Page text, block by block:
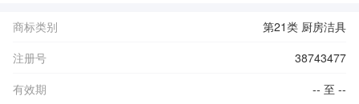
商标类别
第21类 厨房洁具
注册号
38743477
有效期
-- 至 --